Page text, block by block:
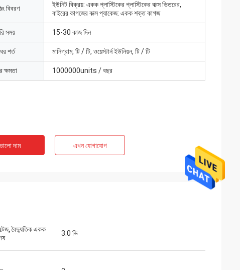
বিবরণ
ইউনিট বিক্রয়: একক প্লাস্টিকের প্লাস্টিকের বাক্স ভিতরের,
বাইরের কাগজের বাক্স প্যাকেজ: একক শক্ত কাগজ
সময় 15-30 কাজ দিন
শর্ত মানিগ্রাম, টি / টি, ওয়েস্টার্ন ইউনিয়ন, টি / টি
ক্ষমতা 1000000units / বছর
দাম এখন যোগাযোগ
বৈদ্যুতিক একক
3.0 ভি